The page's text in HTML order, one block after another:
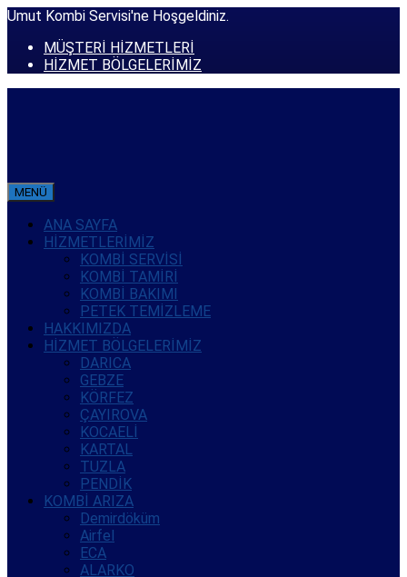
Umut Kombi Servisi'ne Hoşgeldiniz.
MÜŞTERİ HİZMETLERİ
HİZMET BÖLGELERİMİZ
MENÜ
ANA SAYFA
HİZMETLERİMİZ
KOMBİ SERVİSİ
KOMBİ TAMİRİ
KOMBİ BAKIMI
PETEK TEMİZLEME
HAKKIMIZDA
HİZMET BÖLGELERİMİZ
DARICA
GEBZE
KÖRFEZ
ÇAYIROVA
KOCAELİ
KARTAL
TUZLA
PENDİK
KOMBİ ARIZA
Demirdöküm
Airfel
ECA
ALARKO